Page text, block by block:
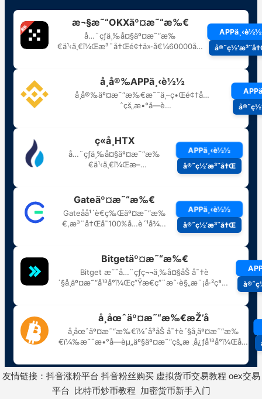
友情链接： 抖音涨粉平台 抖音粉丝购买 虚拟货币交易教程 oex交易
平台
比特币炒币教程 加密货币新手入门